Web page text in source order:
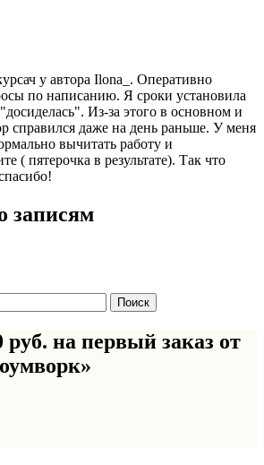
у автора Ilona_. Оперативно
по написанию. Я сроки установила
Из-за этого в основном и
справился даже на день раньше. У меня
вычитать работу и
( пятерочка в результате). Так что
записям
на первый заказ от